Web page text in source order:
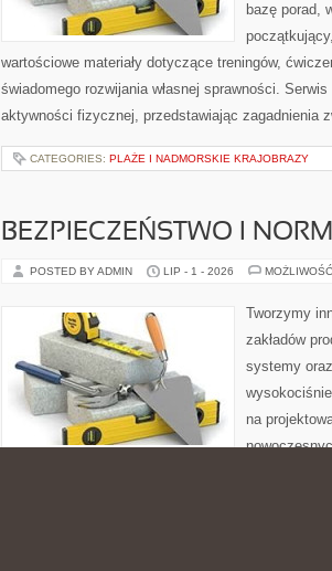
bazę porad,
wartościowe materiały dotyczące treningów,
świadomego rozwijania własnej sprawności.
aktywności fizycznej, przedstawiając zagadnienia
CATEGORIES: PLAŻE I NADMORSKIE KRAJOBRAZY
BEZPIECZEŃSTWO I
POSTED BY ADMIN LIP - 1 - 2026
Tworzymy
zakładów
systemy
na